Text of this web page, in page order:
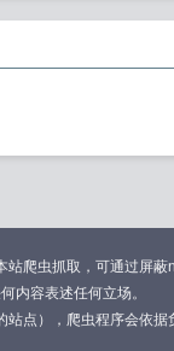
爬虫抓取，可通过屏蔽
内容表述任何立场。
点），爬虫程序会依据